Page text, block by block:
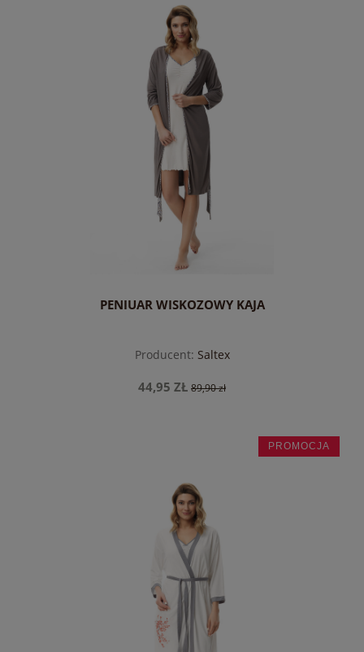
do koszyka
PENIUAR WISKOZOWY KAJA
Producent: Saltex
44,95 ZŁ 89,90 zł
do koszyka
PROMOCJA